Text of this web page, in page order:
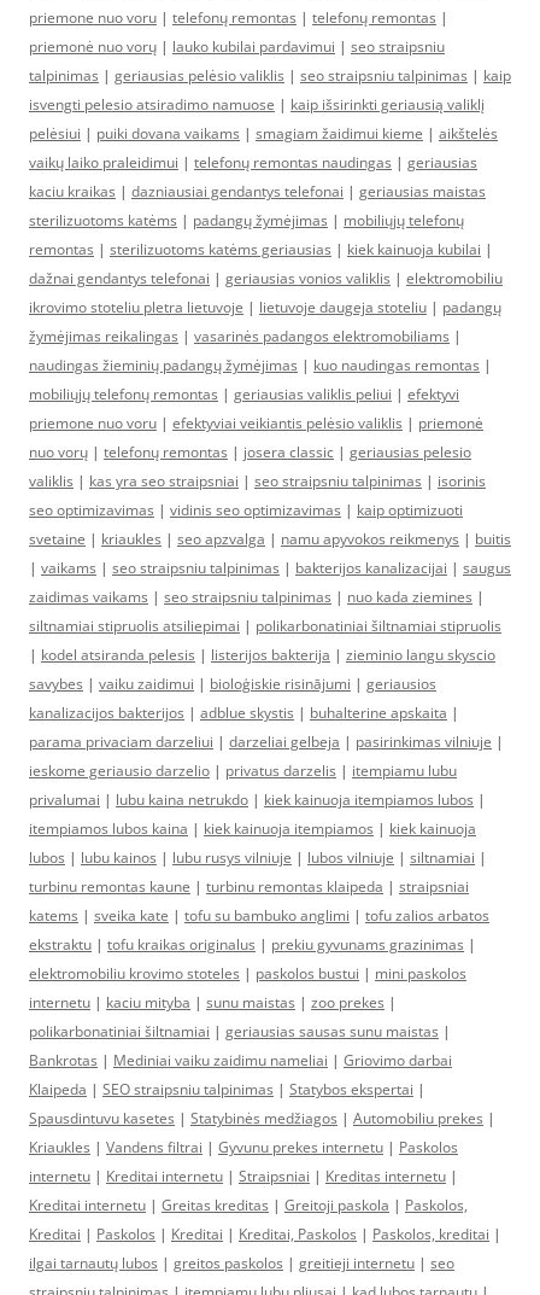
priemone nuo voru | telefonų remontas | telefonų remontas |
priemonė nuo vorų | lauko kubilai pardavimui | seo straipsniu
talpinimas | geriausias pelėsio valiklis | seo straipsniu talpinimas | kaip
isvengti pelesio atsiradimo namuose | kaip išsirinkti geriausią valiklį
pelėsiui | puiki dovana vaikams | smagiam žaidimui kieme | aikštelės
vaikų laiko praleidimui | telefonų remontas naudingas | geriausias
kaciu kraikas | dazniausiai gendantys telefonai | geriausias maistas
sterilizuotoms katėms | padangų žymėjimas | mobiliųjų telefonų
remontas | sterilizuotoms katėms geriausias | kiek kainuoja kubilai |
dažnai gendantys telefonai | geriausias vonios valiklis | elektromobiliu
ikrovimo stoteliu pletra lietuvoje | lietuvoje daugeja stoteliu | padangų
žymėjimas reikalingas | vasarinės padangos elektromobiliams |
naudingas žieminių padangų žymėjimas | kuo naudingas remontas |
mobiliųjų telefonų remontas | geriausias valiklis peliui | efektyvi
priemone nuo voru | efektyviai veikiantis pelėsio valiklis | priemonė
nuo vorų | telefonų remontas | josera classic | geriausias pelesio
valiklis | kas yra seo straipsniai | seo straipsniu talpinimas | isorinis
seo optimizavimas | vidinis seo optimizavimas | kaip optimizuoti
svetaine | kriaukles | seo apzvalga | namu apyvokos reikmenys | buitis
| vaikams | seo straipsniu talpinimas | bakterijos kanalizacijai | saugus
zaidimas vaikams | seo straipsniu talpinimas | nuo kada ziemines |
siltnamiai stipruolis atsiliepimai | polikarbonatiniai šiltnamiai stipruolis
| kodel atsiranda pelesis | listerijos bakterija | zieminio langu skyscio
savybes | vaiku zaidimui | bioloģiskie risinājumi | geriausios
kanalizacijos bakterijos | adblue skystis | buhalterine apskaita |
parama privaciam darzeliui | darzeliai gelbeja | pasirinkimas vilniuje |
ieskome geriausio darzelio | privatus darzelis | itempiamu lubu
privalumai | lubu kaina netrukdo | kiek kainuoja itempiamos lubos |
itempiamos lubos kaina | kiek kainuoja itempiamos | kiek kainuoja
lubos | lubu kainos | lubu rusys vilniuje | lubos vilniuje | siltnamiai |
turbinu remontas kaune | turbinu remontas klaipeda | straipsniai
katems | sveika kate | tofu su bambuko anglimi | tofu zalios arbatos
ekstraktu | tofu kraikas originalus | prekiu gyvunams grazinimas |
elektromobiliu krovimo stoteles | paskolos bustui | mini paskolos
internetu | kaciu mityba | sunu maistas | zoo prekes |
polikarbonatiniai šiltnamiai | geriausias sausas sunu maistas |
Bankrotas | Mediniai vaiku zaidimu nameliai | Griovimo darbai
Klaipeda | SEO straipsniu talpinimas | Statybos ekspertai |
Spausdintuvu kasetes | Statybinės medžiagos | Automobiliu prekes |
Kriaukles | Vandens filtrai | Gyvunu prekes internetu | Paskolos
internetu | Kreditai internetu | Straipsniai | Kreditas internetu |
Kreditai internetu | Greitas kreditas | Greitoji paskola | Paskolos,
Kreditai | Paskolos | Kreditai | Kreditai, Paskolos | Paskolos, kreditai |
ilgai tarnautų lubos | greitos paskolos | greitieji internetu | seo